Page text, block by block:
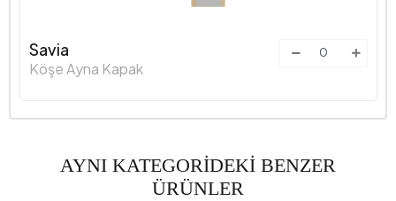
Savia
Köşe Ayna Kapak
AYNI KATEGORİDEKİ BENZER
ÜRÜNLER